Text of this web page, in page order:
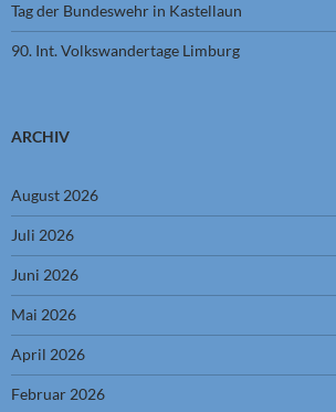
Tag der Bundeswehr in Kastellaun
90. Int. Volkswandertage Limburg
ARCHIV
August 2026
Juli 2026
Juni 2026
Mai 2026
April 2026
Februar 2026